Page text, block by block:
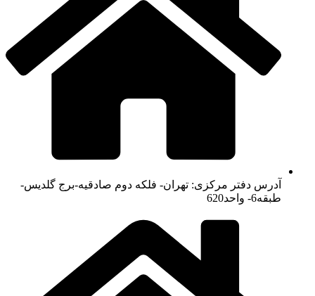
آدرس دفتر مرکزی: تهران- فلکه دوم صادقیه-برج گلدیس-
طبقه6- واحد620